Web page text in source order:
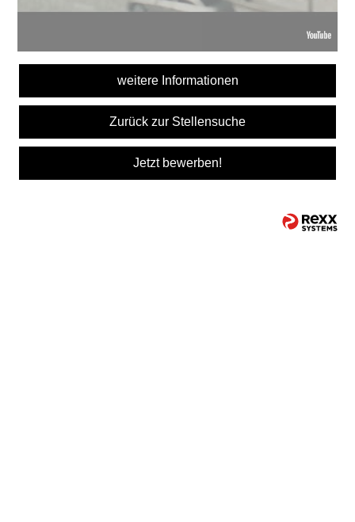
weitere Informationen
Zurück zur Stellensuche
Jetzt bewerben!